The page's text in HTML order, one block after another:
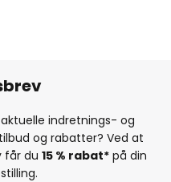
indretnings- og
og rabatter? Ved at
får du 15 % rabat* på din